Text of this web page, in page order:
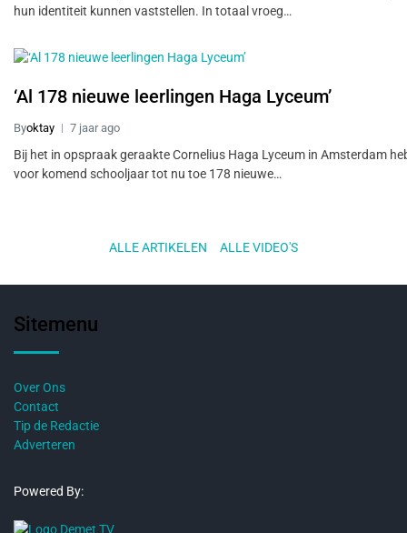
hun identiteit kunnen vaststellen. In totaal vroeg…
‘Al 178 nieuwe leerlingen Haga Lyceum’
Byoktay 7 jaar ago
Bij het in opspraak geraakte Cornelius Haga Lyceum in Amsterdam
voor komend schooljaar tot nu toe 178 nieuwe…
ALLE ARTIKELEN ALLE VIDEO'S
Sitemenu
Over Ons
Contact
Tip de Redactie
Adverteren
Powered By: